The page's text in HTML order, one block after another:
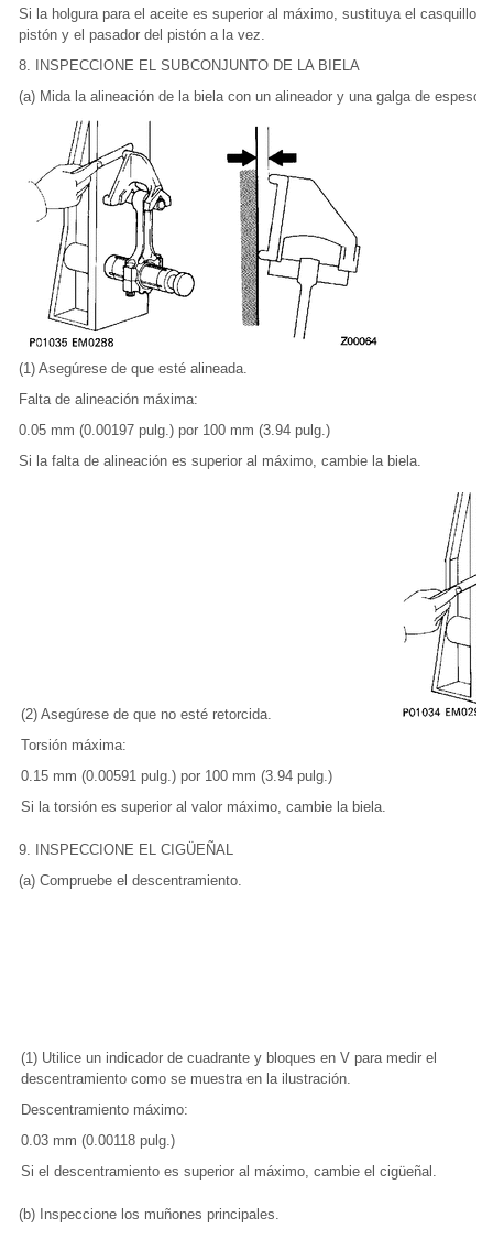
Si la holgura para el aceite es superior al máximo, sustituya el casquillo
pistón y el pasador del pistón a la vez.
8. INSPECCIONE EL SUBCONJUNTO DE LA BIELA
(a) Mida la alineación de la biela con un alineador y una galga de
(1) Asegúrese de que esté alineada.
Falta de alineación máxima:
0.05 mm (0.00197 pulg.) por 100 mm (3.94 pulg.)
Si la falta de alineación es superior al máximo, cambie la biela.
(2) Asegúrese de que no esté retorcida.
Torsión máxima:
0.15 mm (0.00591 pulg.) por 100 mm (3.94 pulg.)
Si la torsión es superior al valor máximo, cambie la biela.
9. INSPECCIONE EL CIGÜEÑAL
(a) Compruebe el descentramiento.
(1) Utilice un indicador de cuadrante y bloques en V para medir el
descentramiento como se muestra en la ilustración.
Descentramiento máximo:
0.03 mm (0.00118 pulg.)
Si el descentramiento es superior al máximo, cambie el cigüeñal.
(b) Inspeccione los muñones principales.